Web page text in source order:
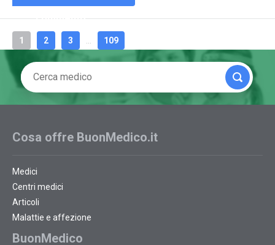
commento
1 2 3 109
Cosa offre BuonMedico.it
Medici
Centri medici
Articoli
Malattie e affezione
BuonMedico